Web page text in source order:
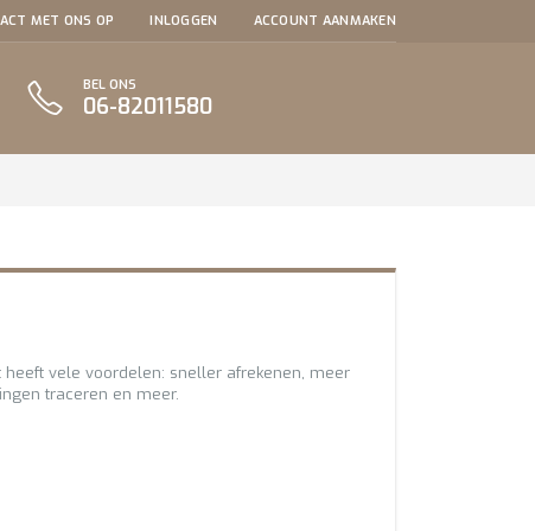
MET ONS OP INLOGGEN ACCOUNT AANMAKEN
BEL ONS
06-82011580
vele voordelen: sneller afrekenen, meer
traceren en meer.